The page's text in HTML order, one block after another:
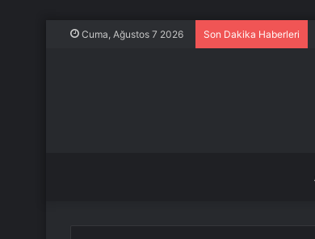
Cuma, Ağustos 7 2026 Son Dakika Haberleri